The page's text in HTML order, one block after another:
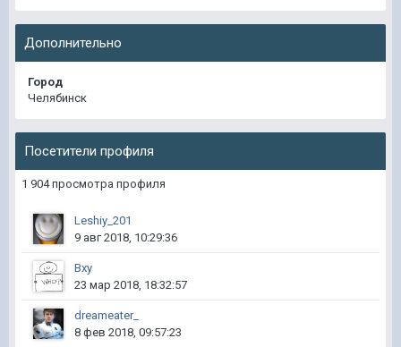
Дополнительно
Город
Челябинск
Посетители профиля
1 904 просмотра профиля
Leshiy_201
9 авг 2018, 10:29:36
Bxy
23 мар 2018, 18:32:57
dreameater_
8 фев 2018, 09:57:23